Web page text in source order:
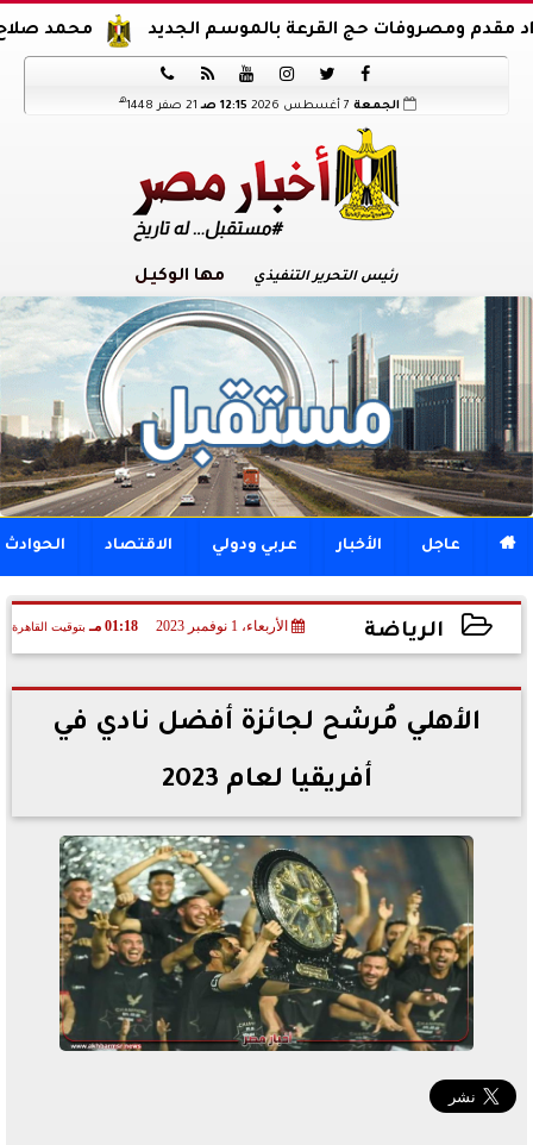
محمد صلاح يوقع حج القرعة بالموسم الجديد






الجمعة 12:15 صـ 21 صفر 1448 هـ
رئيس التحرير التنفيذي مها الوكيل
 عاجل الأخبار عربي ودولي الاقتصاد الحوادث
الرياضة الأربعاء، 1 نوفمبر 2023 01:18 مـ بتوقيت القاهرة
2023-11-01 13:18:53
الأهلي مُرشح لجائزة أفضل نادي في
أفريقيا لعام 2023